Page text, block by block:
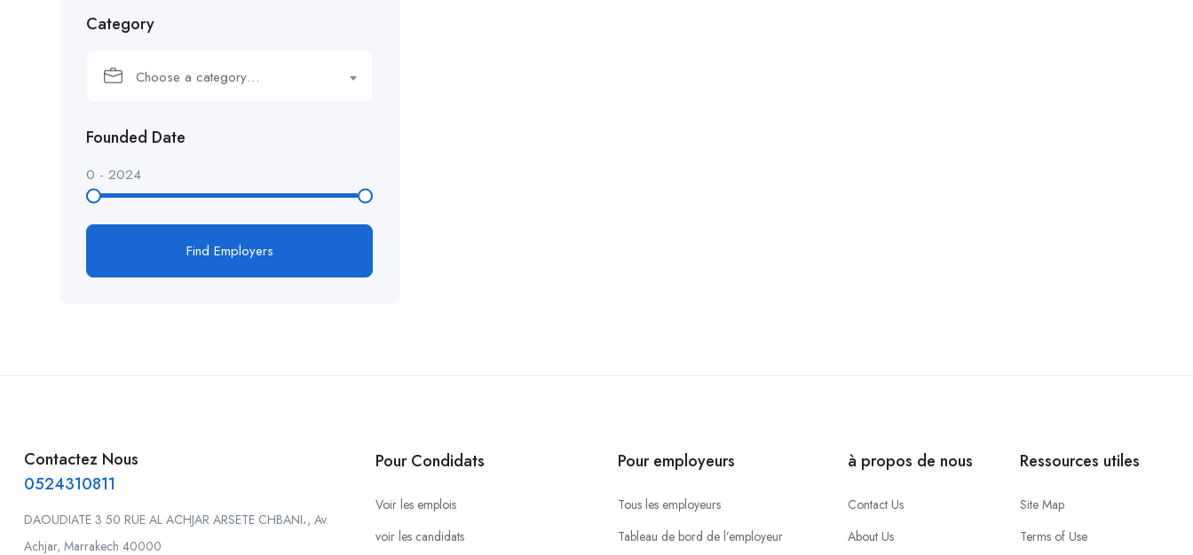
Category
Choose a category…
Founded Date
0 - 2024
Find Employers
Contactez Nous
0524310811
DAOUDIATE 3 50 RUE AL ACHJAR ARSETE CHBANI،, Av.
Achjar, Marrakech 40000
Pour Condidats
Voir les emplois
voir les candidats
Pour employeurs
Tous les employeurs
Tableau de bord de l’employeur
à propos de nous
Contact Us
About Us
Ressources utiles
Site Map
Terms of Use